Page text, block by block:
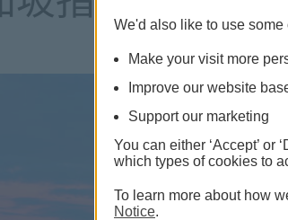
We'd also like to use
Make your visit more
Improve our website
Support our marketing
You can either ‘Accept’ or
which types of cookies to
To learn more about how
Notice.